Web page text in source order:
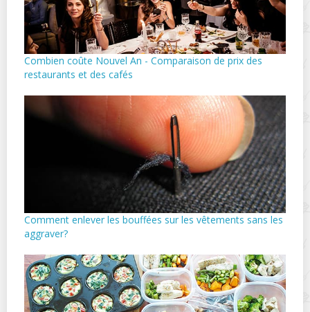
Combien coûte Nouvel An - Comparaison de prix des
restaurants et des cafés
Comment enlever les bouffées sur les vêtements sans les
aggraver?